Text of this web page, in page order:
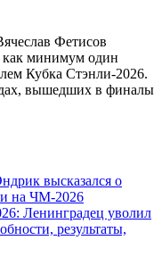
Фетисов
минимум один
Кубка Стэнли-2026.
вышедших в финалы
высказался о
на ЧМ-2026
Ленинградец уволил
результаты,